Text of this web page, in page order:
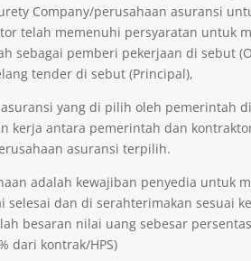
Company/perusahaan asuransi
telah memenuhi persyaratan untuk
sebagai pemberi pekerjaan di sebut
tender di sebut (Principal),
yang di pilih oleh pemerintah
kerja antara pemerintah dan
asuransi terpilih.
adalah kewajiban penyedia untuk
selesai dan di serahterimakan sesuai
besaran nilai uang sebesar
dari kontrak/HPS)